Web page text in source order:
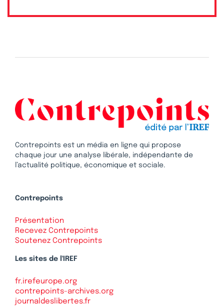
Contrepoints est un média en ligne qui propose
chaque jour une analyse libérale, indépendante de
l’actualité politique, économique et sociale.
Contrepoints
Présentation
Recevez Contrepoints
Soutenez Contrepoints
Les sites de l'IREF
fr.irefeurope.org
contrepoints-archives.org
journaldeslibertes.fr